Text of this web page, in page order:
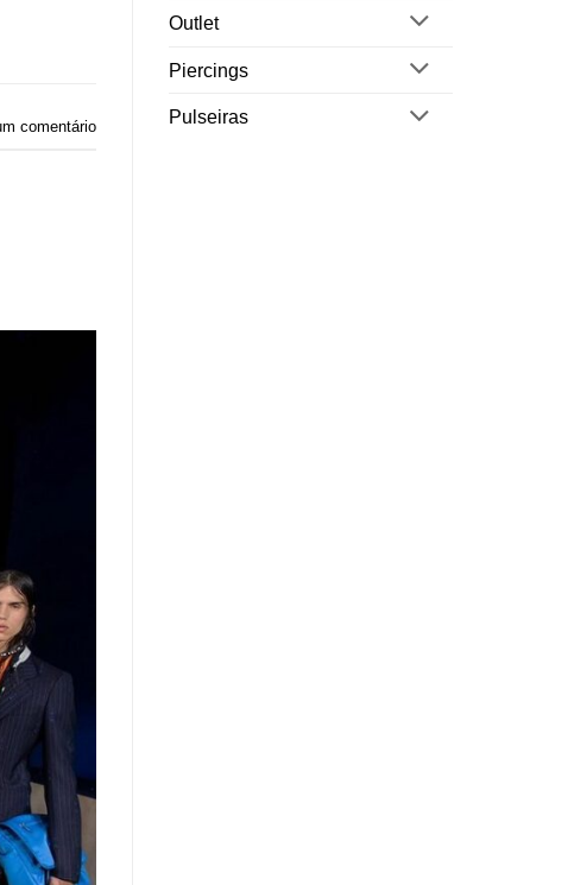
comentário
Outlet
Piercings
Pulseiras